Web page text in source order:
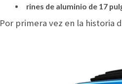
rines de aluminio de 17
Por primera vez en la historia